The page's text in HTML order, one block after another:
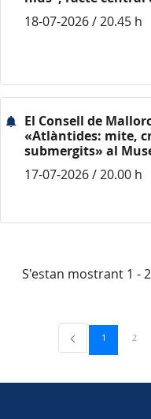
18-07-2026 / 20.45 h
El Consell de
«Atlàntides: mite,
submergits» al
17-07-2026 / 20.00 h
S'estan mostrant 1 -
Pàgina
1 2